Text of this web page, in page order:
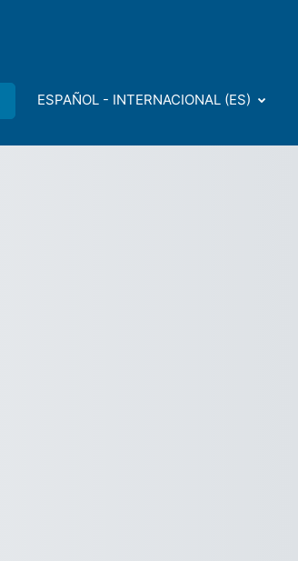
ESPAÑOL - INTERNACIONAL ‎(ES)‎